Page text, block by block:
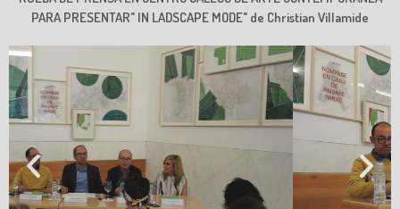
PARA PRESENTAR" IN LADSCAPE MODE" de Christian Villamide